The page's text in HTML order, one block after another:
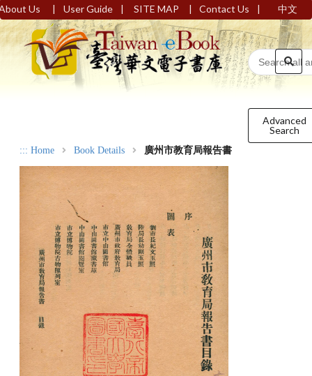
Us | User Guide | SITE MAP | Contact Us | 中文
Advanced
Search
::: Home Book Details 廣州市教育局報告書